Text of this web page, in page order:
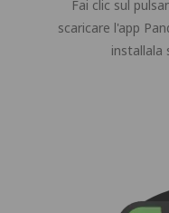
Fai clic sul
scaricare l'app
installala